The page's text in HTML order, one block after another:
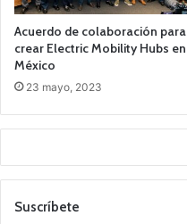
Acuerdo de colaboración para
crear Electric Mobility Hubs en
México
23 mayo, 2023
Suscríbete